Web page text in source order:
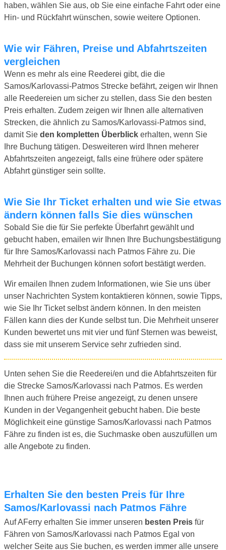
haben, wählen Sie aus, ob Sie eine einfache Fahrt oder eine
Hin- und Rückfahrt wünschen, sowie weitere Optionen.
Wie wir Fähren, Preise und Abfahrtszeiten
vergleichen
Wenn es mehr als eine Reederei gibt, die die
Samos/Karlovassi-Patmos Strecke befährt, zeigen wir Ihnen
alle Reedereien um sicher zu stellen, dass Sie den besten
Preis erhalten. Zudem zeigen wir Ihnen alle alternativen
Strecken, die ähnlich zu Samos/Karlovassi-Patmos sind,
damit Sie den kompletten Überblick erhalten, wenn Sie
Ihre Buchung tätigen. Desweiteren wird Ihnen meherer
Abfahrtszeiten angezeigt, falls eine frühere oder spätere
Abfahrt günstiger sein sollte.
Wie Sie Ihr Ticket erhalten und wie Sie etwas
ändern können falls Sie dies wünschen
Sobald Sie die für Sie perfekte Überfahrt gewählt und
gebucht haben, emailen wir Ihnen Ihre Buchungsbestätigung
für Ihre Samos/Karlovassi nach Patmos Fähre zu. Die
Mehrheit der Buchungen können sofort bestätigt werden.
Wir emailen Ihnen zudem Informationen, wie Sie uns über
unser Nachrichten System kontaktieren können, sowie Tipps,
wie Sie Ihr Ticket selbst ändern können. In den meisten
Fällen kann dies der Kunde selbst tun. Die Mehrheit unserer
Kunden bewertet uns mit vier und fünf Sternen was beweist,
dass sie mit unserem Service sehr zufrieden sind.
Unten sehen Sie die Reederei/en und die Abfahrtszeiten für
die Strecke Samos/Karlovassi nach Patmos. Es werden
Ihnen auch frühere Preise angezeigt, zu denen unsere
Kunden in der Vegangenheit gebucht haben. Die beste
Möglichkeit eine günstige Samos/Karlovassi nach Patmos
Fähre zu finden ist es, die Suchmaske oben auszufüllen um
alle Angebote zu finden.
Erhalten Sie den besten Preis für Ihre
Samos/Karlovassi nach Patmos Fähre
Auf AFerry erhalten Sie immer unseren besten Preis für
Fähren von Samos/Karlovassi nach Patmos Egal von
welcher Seite aus Sie buchen, es werden immer alle unsere